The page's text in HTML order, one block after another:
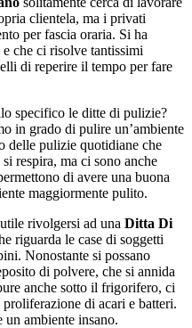
clientela, ma i privati
per fascia oraria. Si ha
che ci risolve tantissimi
di reperire il tempo per fare
specifico le ditte di pulizie?
in grado di pulire un’ambiente
delle pulizie quotidiane che
respira, ma ci sono anche
di avere una buona
maggiormente pulito.
rivolgersi ad una Ditta Di
riguarda le case di soggetti
Nonostante si possano
di polvere, che si annida
anche sotto il frigorifero, ci
di acari e batteri.
un ambiente insano.